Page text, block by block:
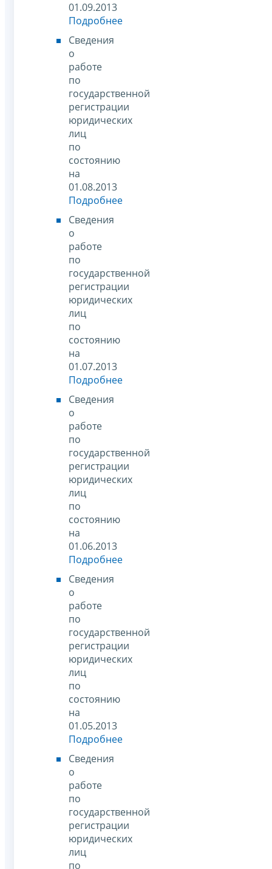
01.09.2013
Подробнее
Сведения
о
работе
по
государственной
регистрации
юридических
лиц
по
состоянию
на
01.08.2013
Подробнее
Сведения
о
работе
по
государственной
регистрации
юридических
лиц
по
состоянию
на
01.07.2013
Подробнее
Сведения
о
работе
по
государственной
регистрации
юридических
лиц
по
состоянию
на
01.06.2013
Подробнее
Сведения
о
работе
по
государственной
регистрации
юридических
лиц
по
состоянию
на
01.05.2013
Подробнее
Сведения
о
работе
по
государственной
регистрации
юридических
лиц
по